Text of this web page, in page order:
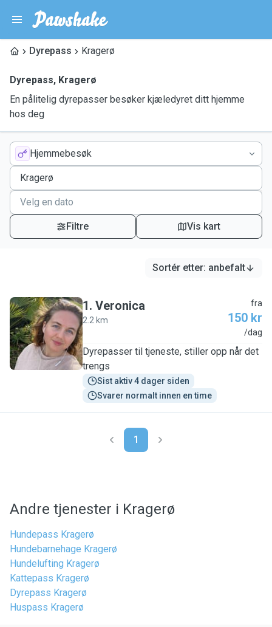
Dyrepass Kragerø
Dyrepass, Kragerø
En pålitelig dyrepasser besøker kjæledyret ditt hjemme
hos deg
Hjemmebesøk
Filtre Vis kart
Sortér etter: anbefalt
V
1. Veronica
2.2 km
fra
150 kr
/dag
Dyrepasser til tjeneste, stiller opp når det
trengs
Sist aktiv 4 dager siden
Svarer normalt innen en time
1
Andre tjenester i Kragerø
Hundepass Kragerø
Hundebarnehage Kragerø
Hundelufting Kragerø
Kattepass Kragerø
Dyrepass Kragerø
Huspass Kragerø